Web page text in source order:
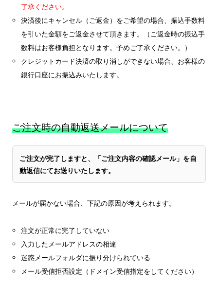
了承ください。
決済後にキャンセル（ご返金）をご希望の場合、振込手数料
を引いた金額をご返金させて頂きます。（ご返金時の振込手
数料はお客様負担となります。予めご了承ください。）
クレジットカード決済の取り消しができない場合、お客様の
銀行口座にお振込みいたします。
ご注文時の自動返送メールについて
ご注文が完了しますと、「ご注文内容の確認メール」を自
動返信にてお送りいたします。
メールが届かない場合、下記の原因が考えられます。
注文が正常に完了していない
入力したメールアドレスの相違
迷惑メールフォルダに振り分けられている
メール受信拒否設定（ドメイン受信指定をしてください）